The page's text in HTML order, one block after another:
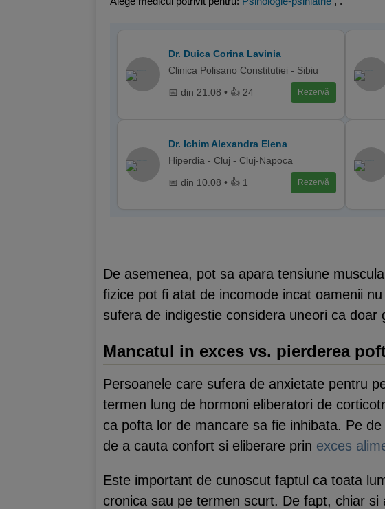
Dr. Duica Corina Lavinia
Clinica Polisano Constitutiei - Sibiu
📅 din 21.08 • 👍 24 Rezervă
Dr. Ichim Alexandra Elena
Hiperdia - Cluj - Cluj-Napoca
📅 din 10.08 • 👍 1 Rezervă
De asemenea, pot sa apara tensiune
fizice pot fi atat de incomode incat oamenii
sufera de indigestie considera uneori ca
Mancatul in exces vs. pierderea
Persoanele care sufera de anxietate pentru
termen lung de hormoni eliberatori de
ca pofta lor de mancare sa fie inhibata. Pe
de a cauta confort si eliberare prin exces
Este important de cunoscut faptul ca toata
cronica sau pe termen scurt. De fapt, chiar